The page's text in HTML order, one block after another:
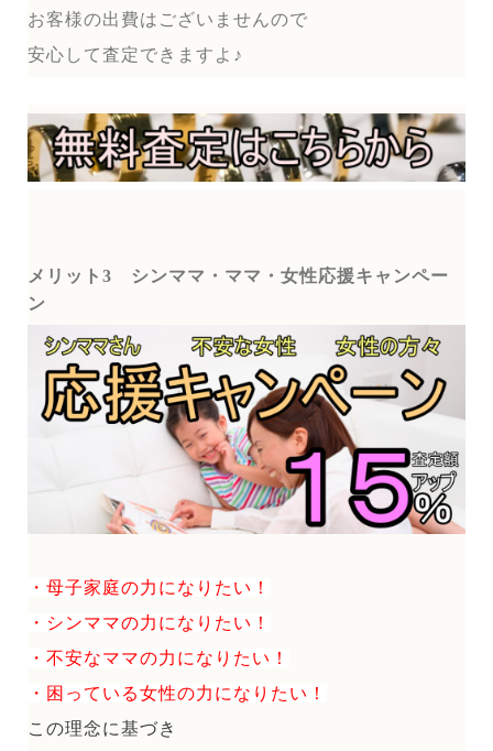
お客様の出費はございませんので
安心して査定できますよ♪
メリット3
シンママ・ママ・女性応援キャンペー
ン
・母子家庭の力になりたい！
・シンママの力になりたい！
・不安なママの力になりたい！
・困っている女性の力になりたい！
この理念に基づき